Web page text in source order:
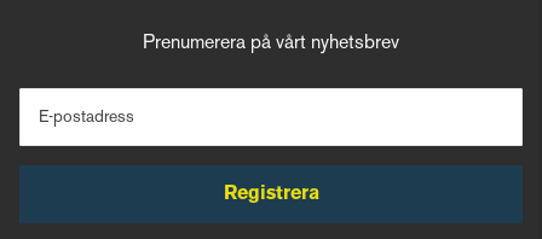
Prenumerera på vårt nyhetsbrev
E-postadress
Registrera